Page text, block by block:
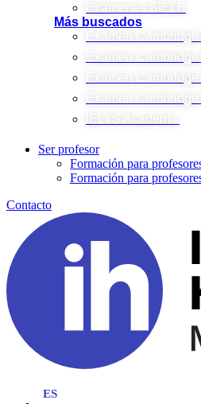
Exámenes SIELE
Más buscados
Examen
Examen
Examen
Examen
IELTS Academic
Ser profesor
Formación para
Formación para
Contacto